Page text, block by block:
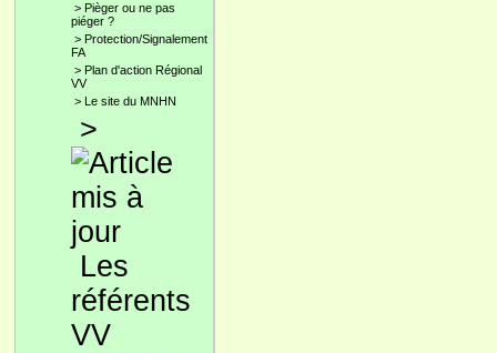
> Pièger ou ne pas
piéger ?
> Protection/Signalement
FA
> Plan d'action Régional
VV
> Le site du MNHN
>
Les
référents
VV